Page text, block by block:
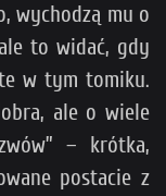
wychodzą mu o
to widać, gdy
w tym tomiku.
ale o wiele
– krótka,
postacie z